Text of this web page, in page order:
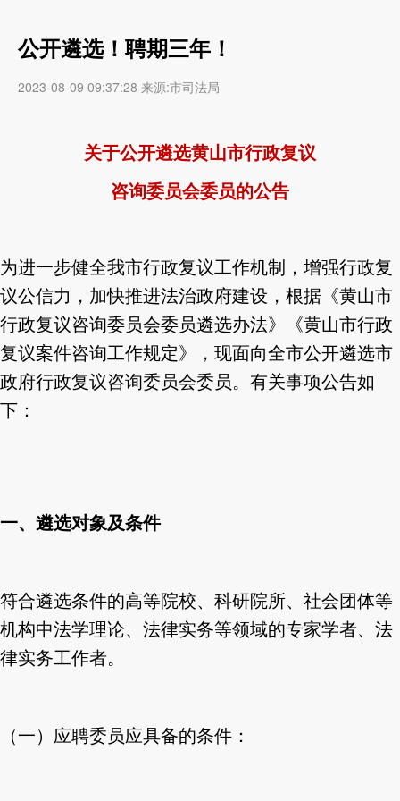
公开遴选！聘期三年！
2023-08-09 09:37:28 来源:市司法局
关于公开遴选黄山市行政复议
咨询委员会委员的公告
为进一步健全我市行政复议工作机制，增强行政复
议公信力，加快推进法治政府建设，根据《黄山市
行政复议咨询委员会委员遴选办法》《黄山市行政
复议案件咨询工作规定》，现面向全市公开遴选市
政府行政复议咨询委员会委员。有关事项公告如
下：
一、遴选对象及条件
符合遴选条件的高等院校、科研院所、社会团体等
机构中法学理论、法律实务等领域的专家学者、法
律实务工作者。
（一）应聘委员应具备的条件：